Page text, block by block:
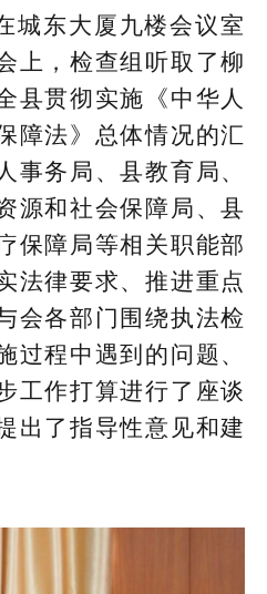
城东大厦九楼会议室
上，检查组听取了柳
县贯彻实施《中华人
障法》总体情况的汇
事务局、县教育局、
源和社会保障局、县
保障局等相关职能部
法律要求、推进重点
会各部门围绕执法检
过程中遇到的问题、
工作打算进行了座谈
出了指导性意见和建